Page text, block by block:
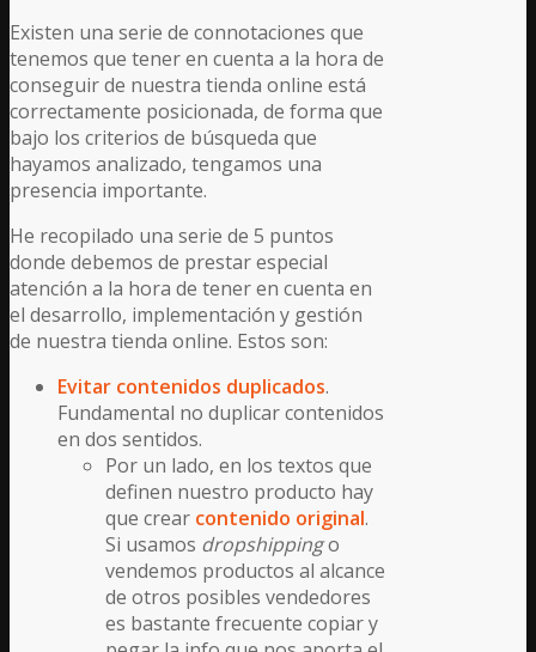
Existen una serie de connotaciones que
tenemos que tener en cuenta a la hora de
conseguir de nuestra tienda online está
correctamente posicionada, de forma que
bajo los criterios de búsqueda que
hayamos analizado, tengamos una
presencia importante.
He recopilado una serie de 5 puntos
donde debemos de prestar especial
atención a la hora de tener en cuenta en
el desarrollo, implementación y gestión
de nuestra tienda online. Estos son:
Evitar contenidos duplicados.
Fundamental no duplicar contenidos
en dos sentidos.
Por un lado, en los textos que
definen nuestro producto hay
que crear contenido original.
Si usamos dropshippingo
vendemos productos al alcance
de otros posibles vendedores
es bastante frecuente copiar y